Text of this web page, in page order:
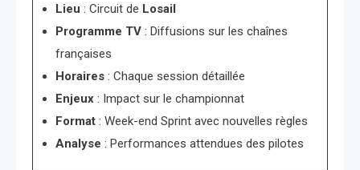
Lieu : Circuit de Losail
Programme TV: Diffusions sur les chaînes
françaises
Horaires: Chaque session détaillée
Enjeux: Impact sur le championnat
Format: Week-end Sprint avec nouvelles règles
Analyse : Performances attendues des pilotes